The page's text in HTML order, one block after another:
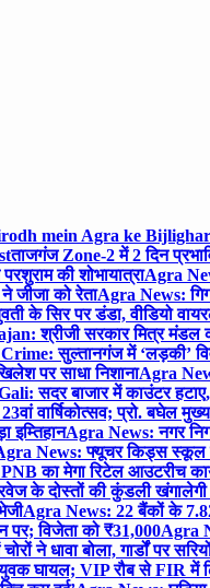
mein Agra ke
ताजगंज Zone-2 में 2 दिन
की शोभायात्राAgra
जीजा को रेताAgra News: गिग
के सिर पर डंडा, वीडियो
श्रीजी सरकार मित्र मंडल
सुल्तानगंज में ‘लड़की’
पर साधा निशानाAgra
सदर बाजार में काउंटर हटाए,
वार्षिकोत्सव; प्रो. बघेल
इम्तिहानAgra News: नगर
News: फ्यूचर किड्स स्कूल
का मेगा रिटेल आउटरीच
के दोस्तों की कुंडली खंगालेगी
Agra News: 22 बैंकों के
पर; विजेता को ₹31,000Agra
ने धावा बोला, गार्डों पर
घायल; VIP रौब से FIR में